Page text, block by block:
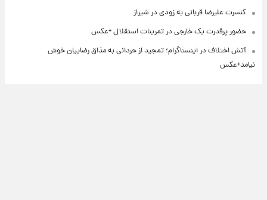
کنسرت علیرضا قربانی به زودی در شیراز
حضور پرقدرت یک خارجی در تمرینات استقلال +عکس
آتش اختلاف در اینستاگرام؛ تمجید از حردانی به مذاق رضاییان خوش
نیامد+عکس